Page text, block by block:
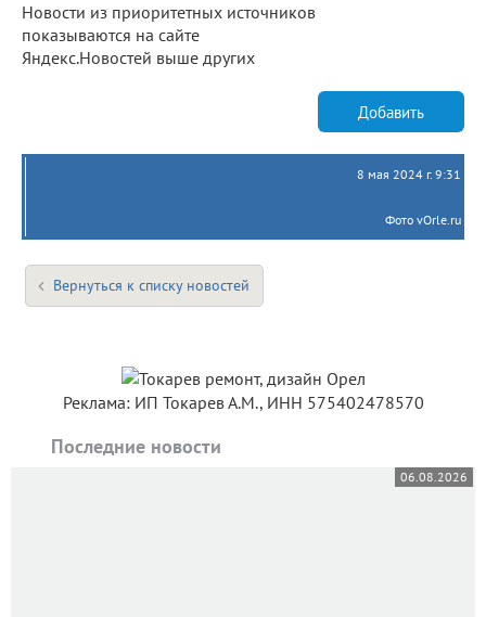
Новости из приоритетных источников
показываются на сайте
Яндекс.Новостей выше других
Добавить
8 мая 2024 г. 9:31
Фото vOrle.ru
Вернуться к списку новостей
Реклама: ИП Токарев А.М., ИНН 575402478570
Последние новости
06.08.2026